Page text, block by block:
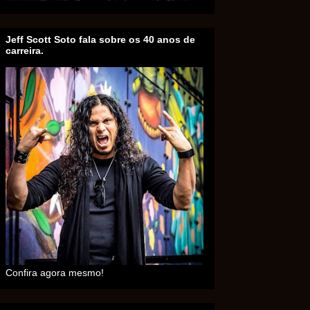
Jeff Scott Soto fala sobre os 40 anos de
carreira.
Confira agora mesmo!